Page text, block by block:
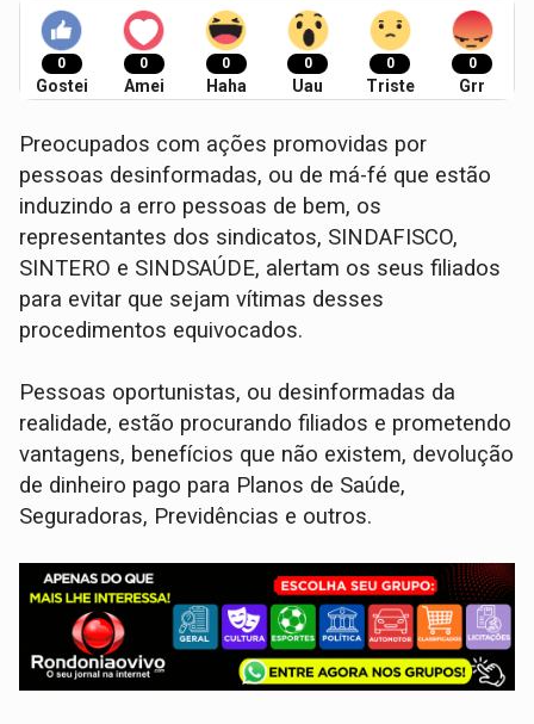
0
Gostei
0
Amei
0
Haha
0
Uau
0
Triste
0
Grr
Preocupados com ações promovidas por
pessoas desinformadas, ou de má-fé que estão
induzindo a erro pessoas de bem, os
representantes dos sindicatos, SINDAFISCO,
SINTERO e SINDSAÚDE, alertam os seus filiados
para evitar que sejam vítimas desses
procedimentos equivocados.
Pessoas oportunistas, ou desinformadas da
realidade, estão procurando filiados e prometendo
vantagens, benefícios que não existem, devolução
de dinheiro pago para Planos de Saúde,
Seguradoras, Previdências e outros.